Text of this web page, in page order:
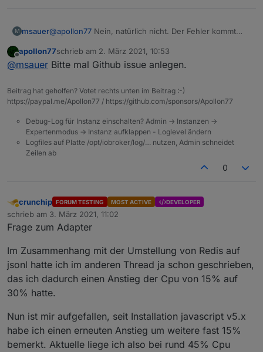
M msauer@apollon77 Nein, natürlich nicht. Der Fehler kommt
hier ein Auszug:
2021-03-02 11:42:36.115 - info: javascript.0
2021-03-02 11:42:36.116 - info: javascript.0
2021-03-02 11:42:36.535 - warn: javascript.0
2021-03-02 11:42:36.543 - info: javascript.0
2021-03-02 11:42:36.546 - info: javascript.0
2021-03-02 11:42:36.546 - info: javascript.0
apollon77schrieb am 2. März 2021, 10:53
zuletzt editiert von
@msauer Bitte mal Github issue anlegen.
Beitrag hat geholfen? Votet rechts unten im Beitrag :-)
https://paypal.me/Apollon77 / https://github.com/sponsors/Apollon77
Debug-Log für Instanz einschalten? Admin -> Instanzen ->
Expertenmodus -> Instanz aufklappen - Loglevel ändern
Logfiles auf Platte /opt/iobroker/log/… nutzen, Admin schneidet
Zeilen ab
0
Abwesend
crunchip FORUM TESTING MOST ACTIVE DEVELOPER
schrieb am 3. März 2021, 11:02
zuletzt editiert von
Frage zum Adapter
Im Zusammenhang mit der Umstellung von Redis auf
jsonl hatte ich im anderen Thread ja schon geschrieben,
das ich dadurch einen Anstieg der Cpu von 15% auf
30% hatte.
Nun ist mir aufgefallen, seit Installation javascript v5.x
habe ich einen erneuten Anstieg um weitere fast 15%
bemerkt. Aktuelle liege ich also bei rund 45% Cpu